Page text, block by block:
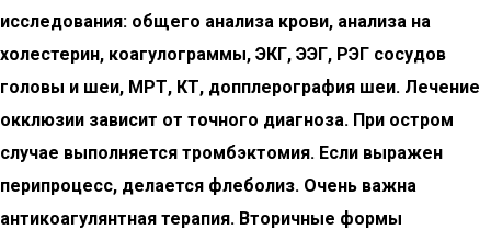
исследования: общего анализа крови, анализа на
холестерин, коагулограммы, ЭКГ, ЭЭГ, РЭГ сосудов
головы и шеи, МРТ, КТ, допплерография шеи. Лечение
окклюзии зависит от точного диагноза. При остром
случае выполняется тромбэктомия. Если выражен
перипроцесс, делается флеболиз. Очень важна
антикоагулянтная терапия. Вторичные формы